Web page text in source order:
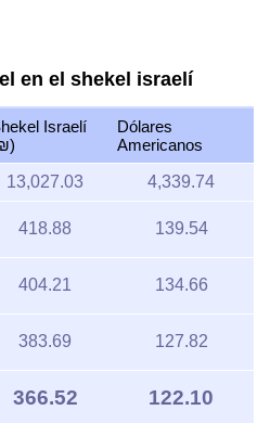
en el shekel israelí
Israelí
Dólares
Americanos
13,027.03 4,339.74
418.88 139.54
404.21 134.66
383.69 127.82
366.52 122.10